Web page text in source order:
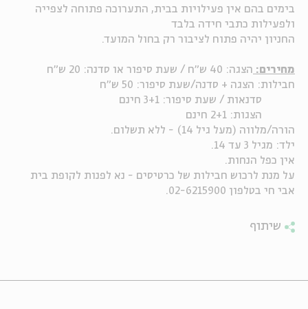
בימים בהם אין פעילויות בבית, התערוכה פתוחה לצפייה
ולפעילות כתבי חידה בלבד
החניון יהיה פתוח לציבור רק בחול המועד.
מחירים: הצגה: 40 ש"ח / שעת סיפור או סדנה: 20 ש"ח
חבילות: הצגה + סדנה/שעת סיפור: 50 ש"ח
סדנאות / שעת סיפור: 3+1 חינם
הצגות: 2+1 חינם
הורה/מלווה (מעל גיל 14) - ללא תשלום.
ילד: מגיל 3 עד 14.
אין כפל הנחות.
על מנת לרכוש חבילות של כרטיסים - נא לפנות לקופת בית
אבי חי בטלפון 02-6215900.
שיתוף